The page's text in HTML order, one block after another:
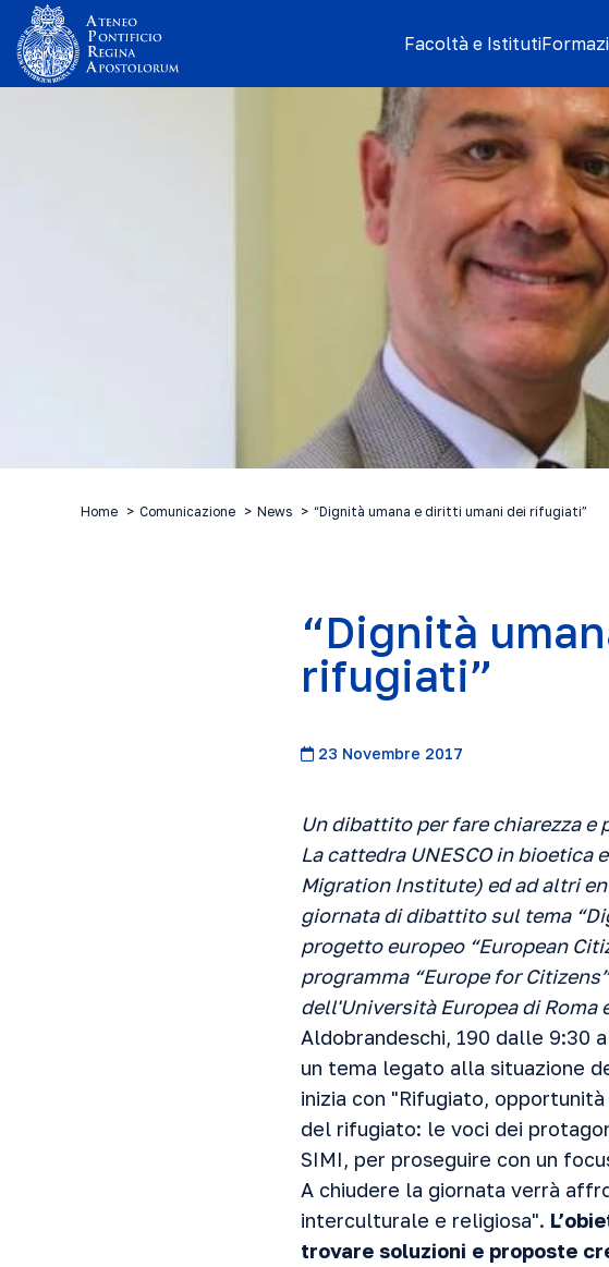
Facoltà e Istituti
Home Comunicazione News “Dignità umana e diritti umani dei rifugiati”
“Dignità
rifugiati”
23 Novembre 2017
Un dibattito per fare chiarezza
La cattedra UNESCO in
Migration Institute) ed ad altri
giornata di dibattito sul tema
progetto europeo “European
programma “Europe for
dell'Università Europea di
Aldobrandeschi, 190 dalle 9:30
un tema legato alla situazione
inizia con "Rifugiato,
del rifugiato: le voci dei
SIMI, per proseguire con un
A chiudere la giornata verrà
interculturale e religiosa".
trovare soluzioni e proposte